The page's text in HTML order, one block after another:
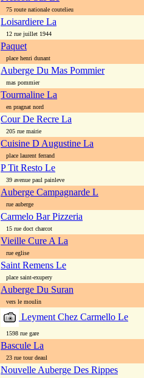
75 route nationale coutelieu
Loisardiere La
12 rue juillet 1944
Paquet
place henri dunant
Auberge Du Mas Pommier
mas pommier
Tourmaline La
en pragnat nord
Cour De Recre La
205 rue mairie
Cuisine D Augustine La
place laurent ferrand
P Tit Resto Le
39 avenue paul painleve
Auberge Campagnarde L
rue auberge
Carmelo Bar Pizzeria
15 rue doct charcot
Vieille Cure A La
rue eglise
Saint Remens Le
place saint-exupery
Auberge Du Suran
vers le moulin
Leyment Chez Carmello Le
1598 rue gare
Bascule La
23 rue tour deaul
Nouvelle Auberge Des Rippes